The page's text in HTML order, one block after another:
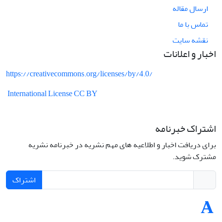
ارسال مقاله
تماس با ما
نقشه سایت
اخبار و اعلانات
https://creativecommons.org/licenses/by/4.0/
International License CC BY
اشتراک خبرنامه
برای دریافت اخبار و اطلاعیه های مهم نشریه در خبرنامه نشریه
مشترک شوید.
اشتراک